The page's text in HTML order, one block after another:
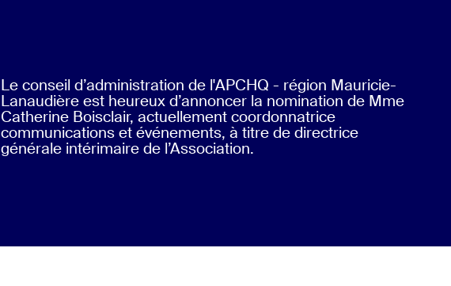
Le conseil d’administration de l'APCHQ - région Mauricie-
Lanaudière est heureux d’annoncer la nomination de Mme
Catherine Boisclair, actuellement coordonnatrice
communications et événements, à titre de directrice
générale intérimaire de l’Association.